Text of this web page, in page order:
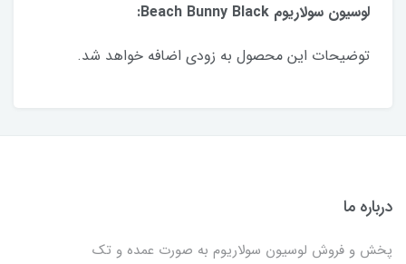
لوسیون سولاریوم Beach Bunny Black:
توضیحات این محصول به زودی اضافه خواهد شد.
درباره ما
پخش و فروش لوسیون سولاریوم به صورت عمده و تک